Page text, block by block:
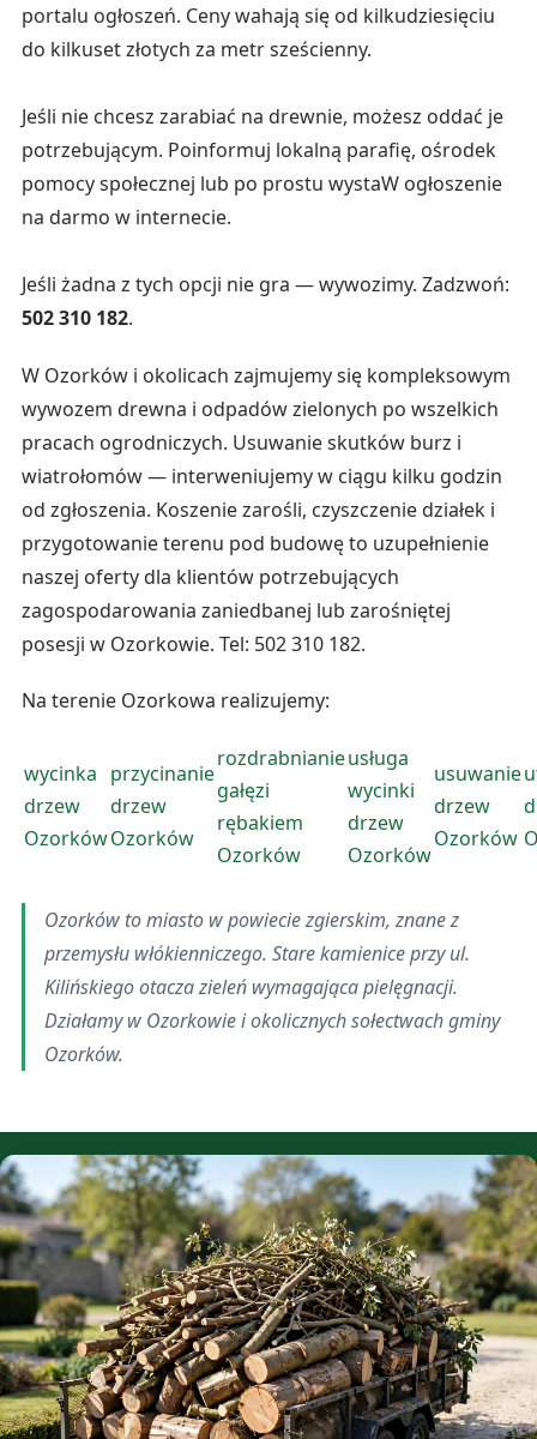
portalu ogłoszeń. Ceny wahają się od kilkudziesięciu
do kilkuset złotych za metr sześcienny.
Jeśli nie chcesz zarabiać na drewnie, możesz oddać je
potrzebującym. Poinformuj lokalną parafię, ośrodek
pomocy społecznej lub po prostu wystaW ogłoszenie
na darmo w internecie.
Jeśli żadna z tych opcji nie gra — wywozimy. Zadzwoń:
502 310 182.
W Ozorków i okolicach zajmujemy się kompleksowym
wywozem drewna i odpadów zielonych po wszelkich
pracach ogrodniczych. Usuwanie skutków burz i
wiatrołomów — interweniujemy w ciągu kilku godzin
od zgłoszenia. Koszenie zarośli, czyszczenie działek i
przygotowanie terenu pod budowę to uzupełnienie
naszej oferty dla klientów potrzebujących
zagospodarowania zaniedbanej lub zarośniętej
posesji w Ozorkowie. Tel: 502 310 182.
Na terenie Ozorkowa realizujemy:
wycinka
drzew
Ozorków
przycinanie
drzew
Ozorków
rozdrabnianie
gałęzi
rębakiem
Ozorków
usługa
wycinki
drzew
Ozorków
usuwanie
drzew
Ozorków
Ozorków to miasto w powiecie zgierskim, znane z
przemysłu włókienniczego. Stare kamienice przy ul.
Kilińskiego otacza zieleń wymagająca pielęgnacji.
Działamy w Ozorkowie i okolicznych sołectwach gminy
Ozorków.